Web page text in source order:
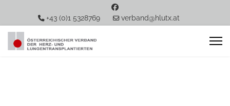
+43 (0)1 5328769 verband@hlutx.at